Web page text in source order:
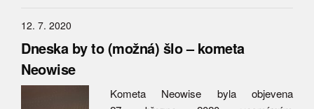
12. 7. 2020
Dneska by to (možná) šlo – kometa
Neowise
Kometa Neowise byla objevena